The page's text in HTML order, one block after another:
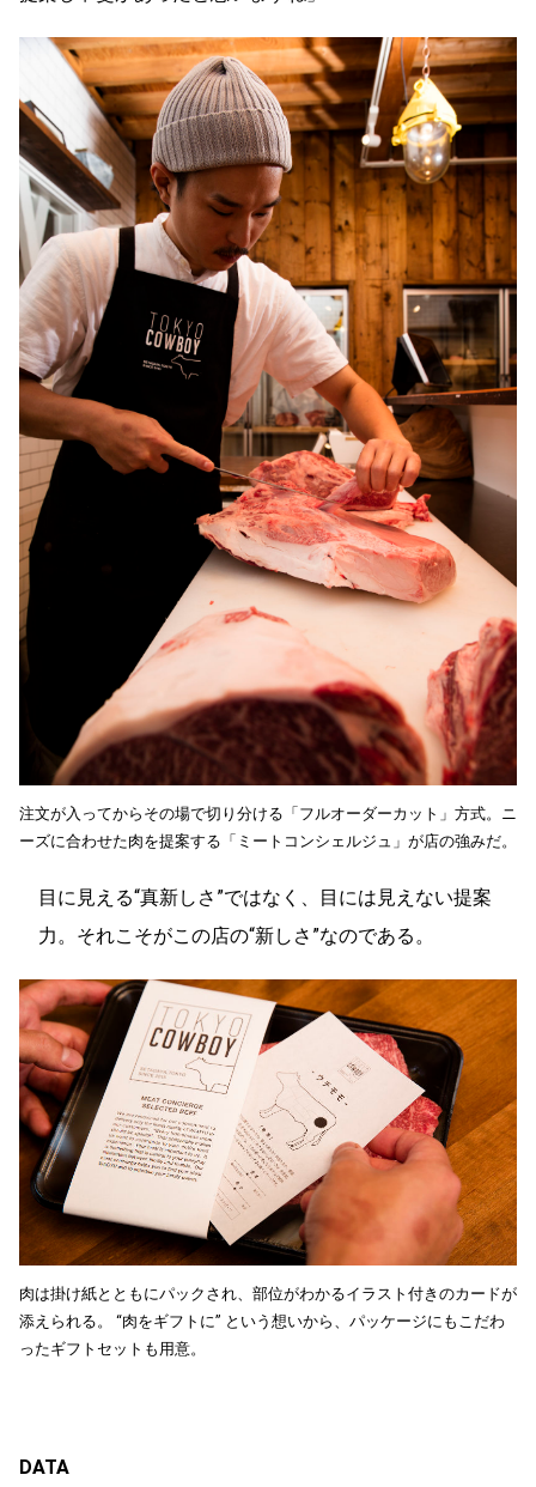
注文が入ってからその場で切り分ける「フルオーダーカット」方式。ニ
ーズに合わせた肉を提案する「ミートコンシェルジュ」が店の強みだ。
目に見える“真新しさ”ではなく、目には見えない提案
力。それこそがこの店の“新しさ”なのである。
肉は掛け紙とともにパックされ、部位がわかるイラスト付きのカードが
添えられる。 “肉をギフトに” という想いから、パッケージにもこだわ
ったギフトセットも用意。
DATA